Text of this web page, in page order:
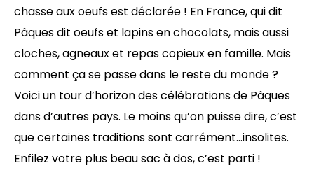
chasse aux oeufs est déclarée ! En France, qui dit
Pâques dit oeufs et lapins en chocolats, mais aussi
cloches, agneaux et repas copieux en famille. Mais
comment ça se passe dans le reste du monde ?
Voici un tour d’horizon des célébrations de Pâques
dans d’autres pays. Le moins qu’on puisse dire, c’est
que certaines traditions sont carrément…insolites.
Enfilez votre plus beau sac à dos, c’est parti !